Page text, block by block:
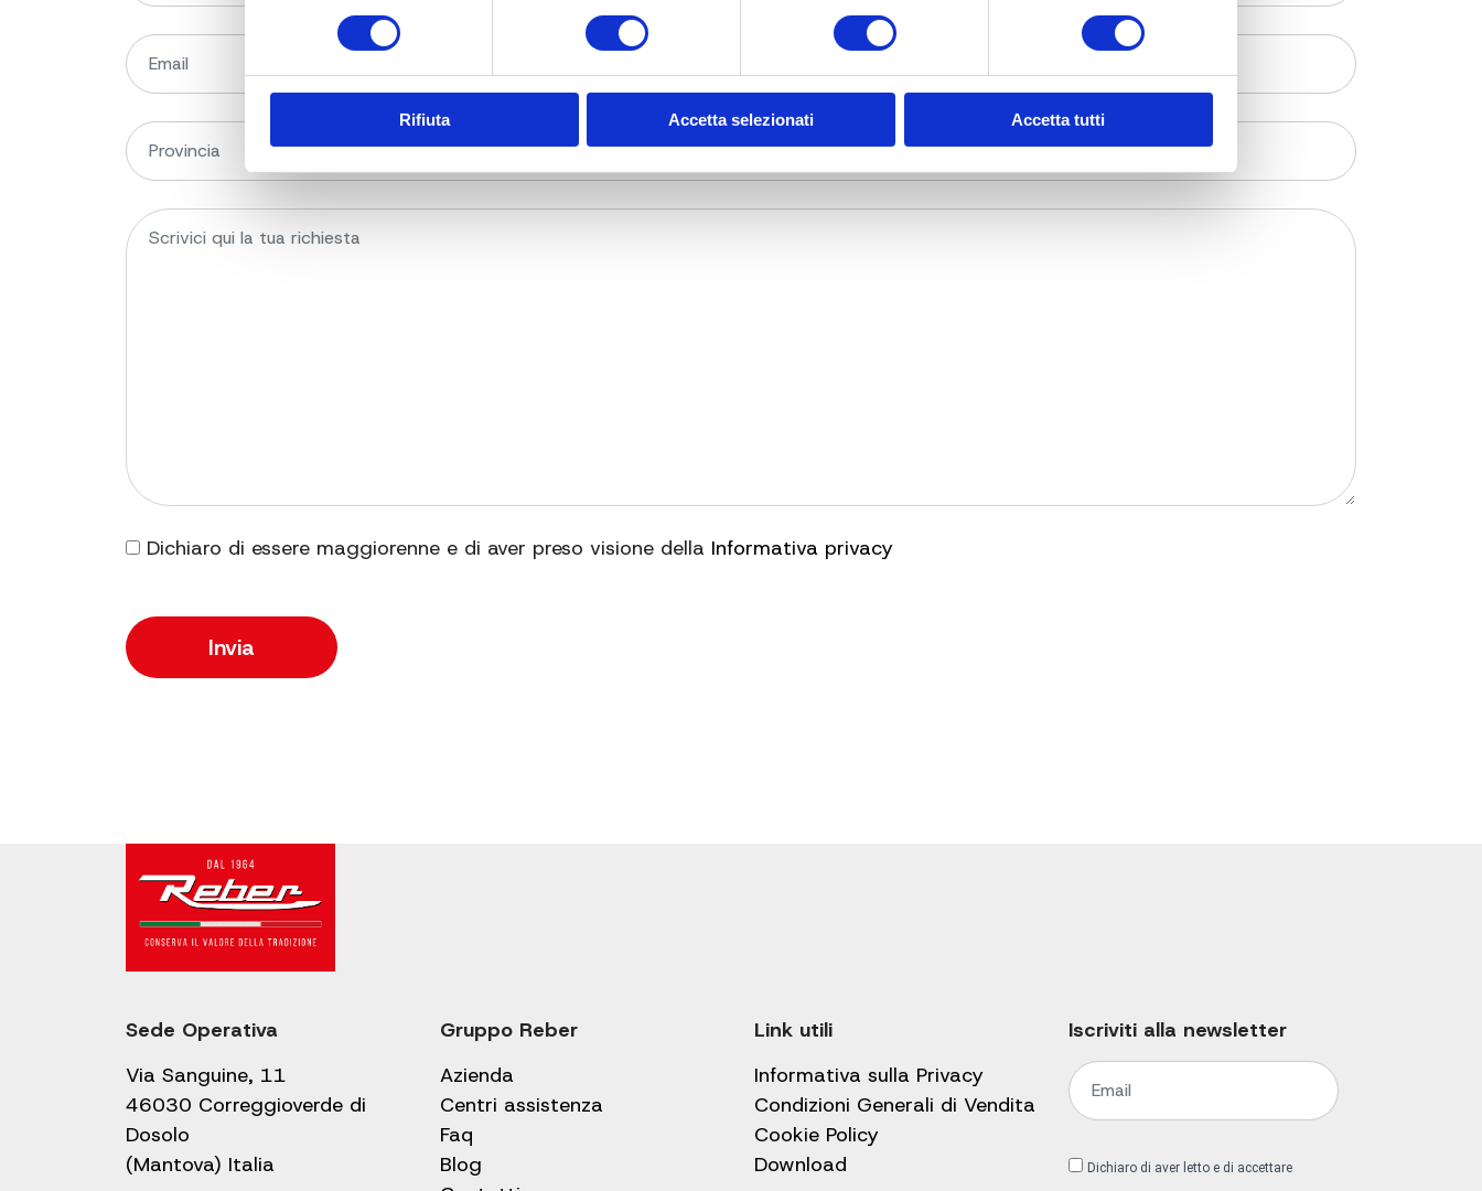
Rifiuta Accetta selezionati Accetta tutti
Dichiaro di essere maggiorenne e di aver preso visione della Informativa privacy
Sede Operativa
Via Sanguine, 11
46030 Correggioverde di
Dosolo
(Mantova) Italia
Gruppo Reber
Azienda
Centri assistenza
Faq
Blog
Link utili
Informativa sulla Privacy
Condizioni Generali di Vendita
Cookie Policy
Download
Iscriviti alla newsletter
Dichiaro di aver letto e di accettare